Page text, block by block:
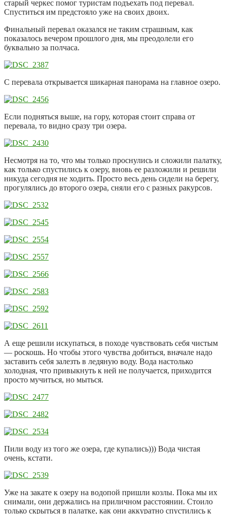
старый черкес помог туристам подъехать под перевал.
Спуститься им предстояло уже на своих двоих.
Финальный перевал оказался не таким страшным, как
показалось вечером прошлого дня, мы преодолели его
буквально за полчаса.
С перевала открывается шикарная панорама на главное озеро.
Если подняться выше, на гору, которая стоит справа от
перевала, то видно сразу три озера.
Несмотря на то, что мы только проснулись и сложили палатку,
как только спустились к озеру, вновь ее разложили и решили
никуда сегодня не ходить. Просто весь день сидели на берегу,
прогулялись до второго озера, сняли его с разных ракурсов.
А еще решили искупаться, в походе чувствовать себя чистым
— роскошь. Но чтобы этого чувства добиться, вначале надо
заставить себя залезть в ледяную воду. Вода настолько
холодная, что привыкнуть к ней не получается, приходится
просто мучиться, но мыться.
Пили воду из того же озера, где купались))) Вода чистая
очень, кстати.
Уже на закате к озеру на водопой пришли козлы. Пока мы их
снимали, они держались на приличном расстоянии. Стоило
только скрыться в палатке, как они аккуратно спустились к